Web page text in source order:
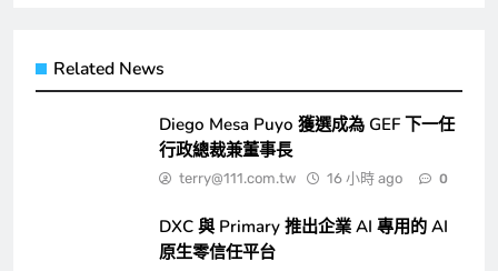
Related News
Diego Mesa Puyo 獲選成為 GEF 下一任
行政總裁兼董事長
terry@111.com.tw 16 小時 ago 0
DXC 與 Primary 推出企業 AI 專用的 AI
原生零信任平台